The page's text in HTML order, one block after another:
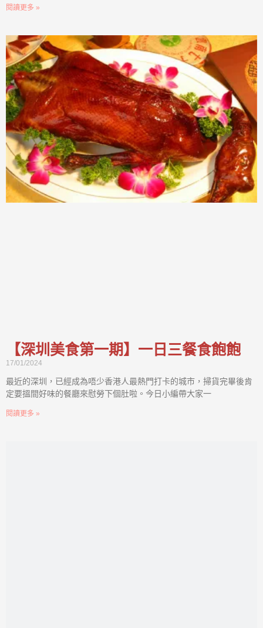
閱讀更多 »
【深圳美食第一期】一日三餐食飽飽
17/01/2024
最近的深圳，已經成為唔少香港人最熱門打卡的城市，掃貨完畢後肯
定要搵間好味的餐廳來慰勞下個肚啦。今日小編帶大家一
閱讀更多 »